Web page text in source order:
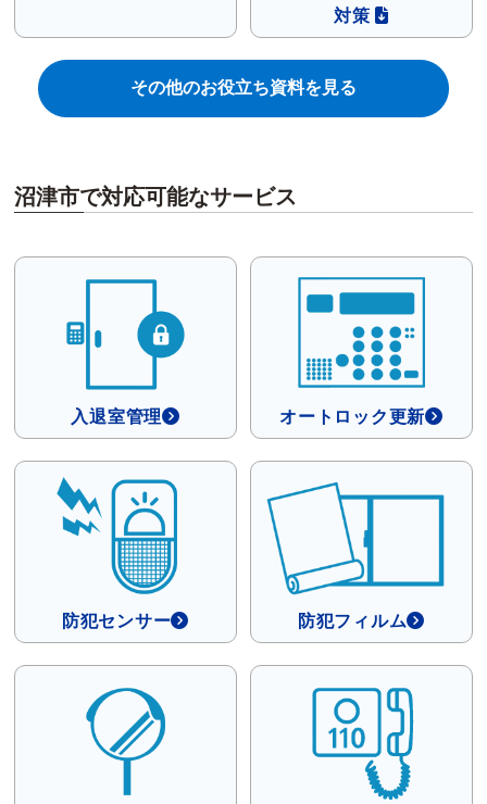
対策
その他のお役立ち資料を見る
沼津市で対応可能なサービス
入退室管理 オートロック更新
防犯センサー 防犯フィルム